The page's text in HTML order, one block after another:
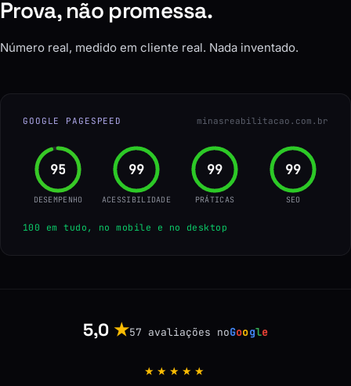
Prova, não promessa.
Número real, medido em cliente real. Nada inventado.
GOOGLE PAGESPEED minasreabilitacao.com.br
96
DESEMPENHO
100
ACESSIBILIDADE
100
PRÁTICAS
100
SEO
100 em tudo, no mobile e no desktop
5,0 ★57 avaliações noGoogle
★★★★★